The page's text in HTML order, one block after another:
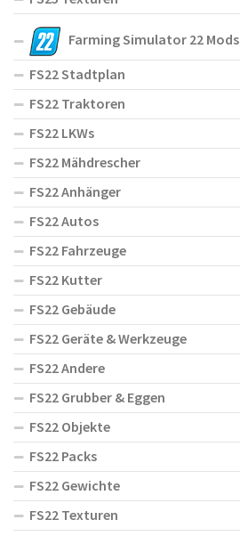
Farming Simulator 22 Mods
FS22 Stadtplan
FS22 Traktoren
FS22 LKWs
FS22 Mähdrescher
FS22 Anhänger
FS22 Autos
FS22 Fahrzeuge
FS22 Kutter
FS22 Gebäude
FS22 Geräte & Werkzeuge
FS22 Andere
FS22 Grubber & Eggen
FS22 Objekte
FS22 Packs
FS22 Gewichte
FS22 Texturen